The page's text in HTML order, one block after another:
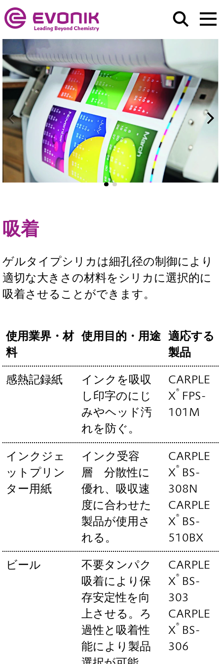
吸着
ゲルタイプシリカは細孔径の制御により
適切な大きさの材料をシリカに選択的に
吸着させることができます。
使用業界・材
料
使用目的・用途 適応する
製品
感熱記録紙
インクを吸収
し印字のにじ
みやヘッド汚
れを防ぐ。
CARPLE
X® FPS-
101M
インクジェ
ットプリン
ター用紙
インク受容
層 分散性に
優れ、吸収速
度に合わせた
製品が使用さ
れる。
CARPLE
X® BS-
308N
CARPLE
X® BS-
510BX
ビール
不要タンパク
吸着により保
存安定性を向
上させる。ろ
過性と吸着性
能により製品
CARPLE
X® BS-
303
CARPLE
X® BS-
306